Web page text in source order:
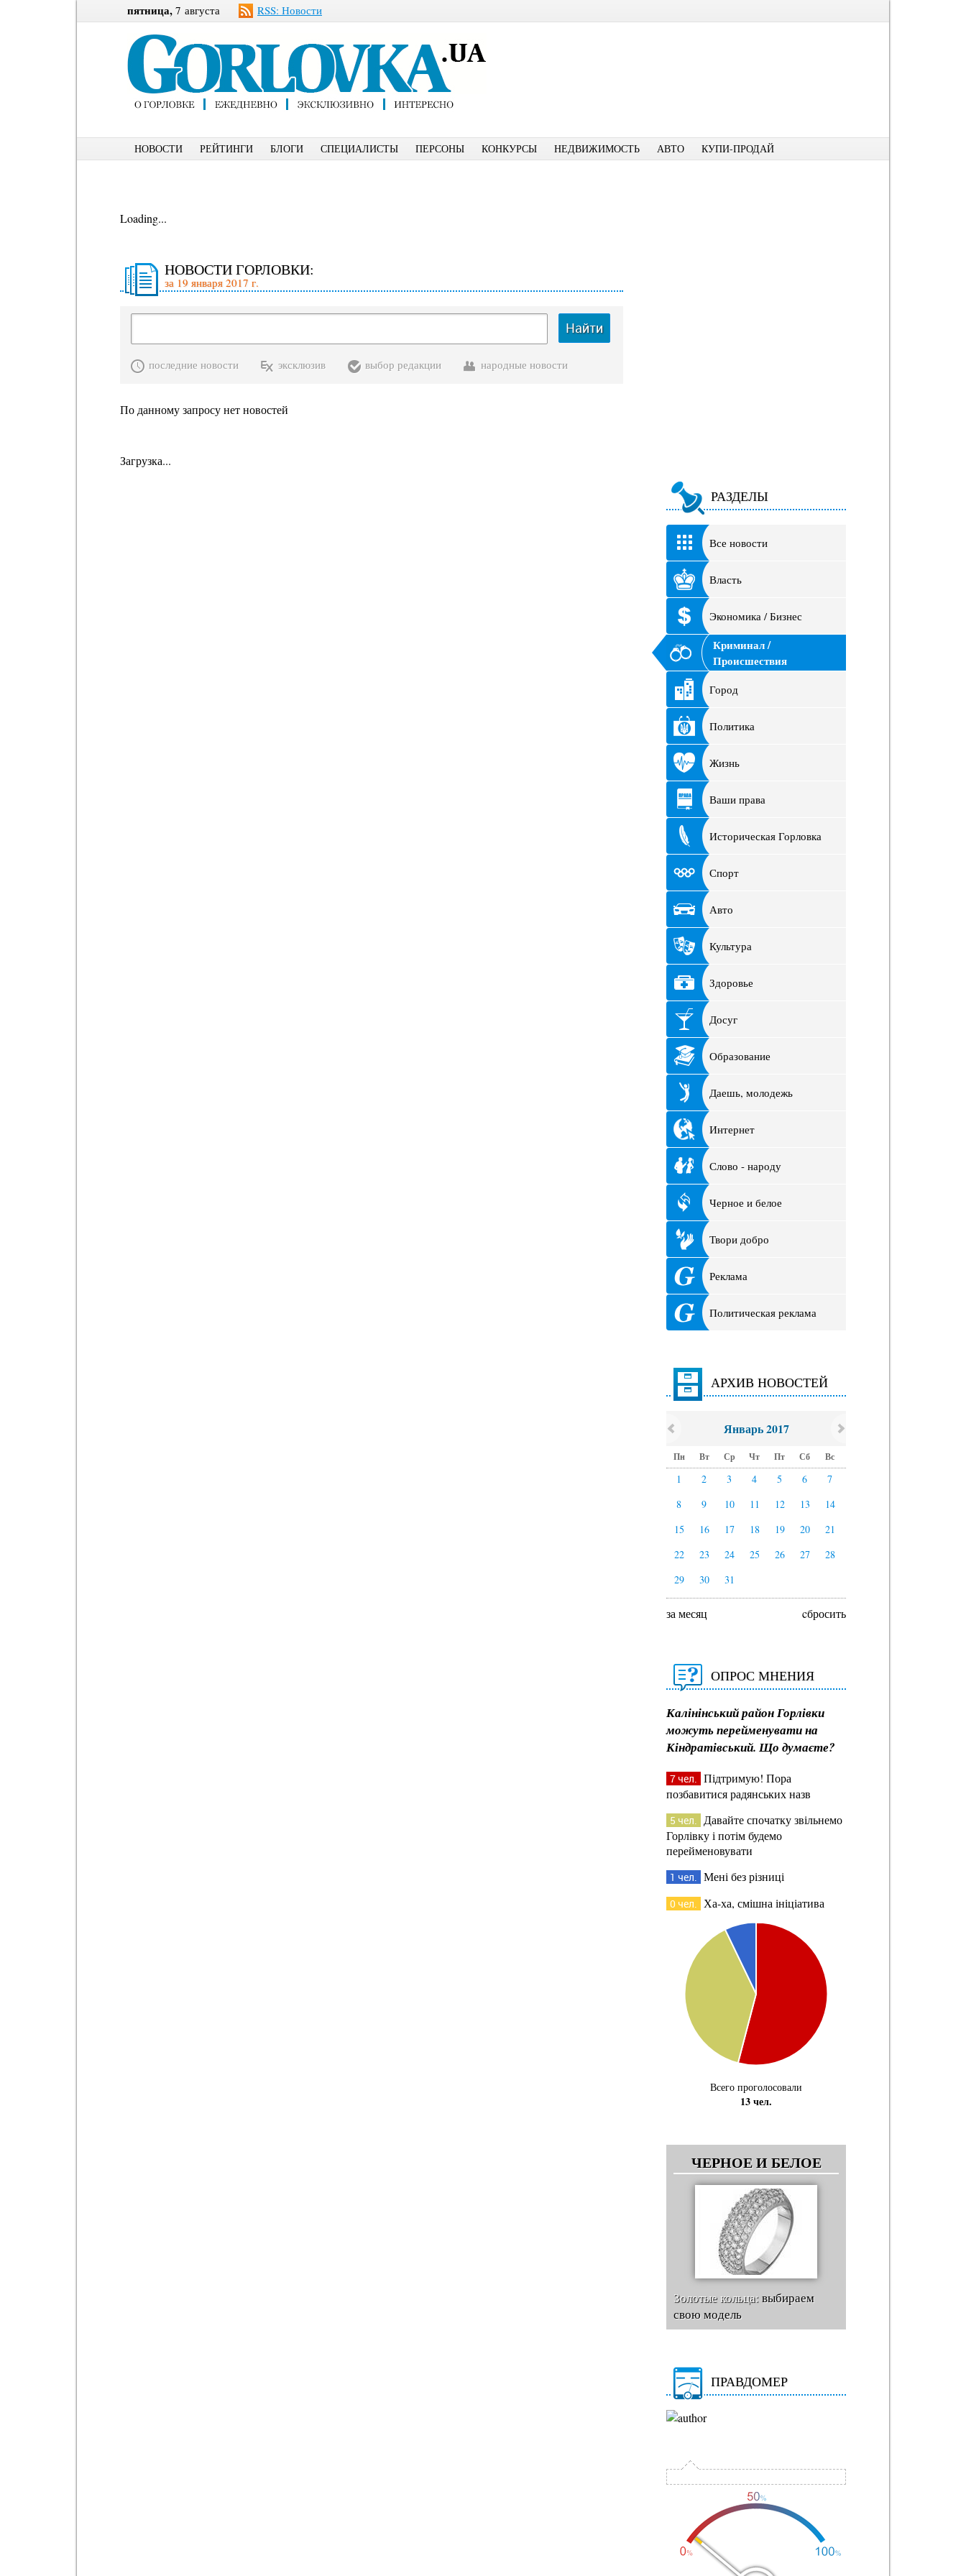
пятница, 7 августа RSS: Новости
НОВОСТИ РЕЙТИНГИ БЛОГИ СПЕЦИАЛИСТЫ ПЕРСОНЫ КОНКУРСЫ НЕДВИЖИМОСТЬ АВТО КУПИ-ПРОДАЙ
Loading...
НОВОСТИ ГОРЛОВКИ:
за 19 января 2017 г.
Найти
последние новости эксклюзив выбор редакции народные новости
По данному запросу нет новостей
Загрузка...
РАЗДЕЛЫ
Все новости
Власть
Экономика / Бизнес
Криминал /
Происшествия
Город
Политика
Жизнь
Ваши права
Историческая Горловка
Спорт
Авто
Культура
Здоровье
Досуг
Образование
Даешь, молодежь
Интернет
Слово - народу
Черное и белое
Твори добро
Реклама
Политическая реклама
АРХИВ НОВОСТЕЙ
Январь 2017
Пн Вт Ср Чт Пт Сб Вс
1 2 3 4 5 6
7
8
9 10 11 12 13
14
15
16 17 18 19 20
21
22
23 24 25 26 27
28
29
30 31
за месяц cбросить
ОПРОС МНЕНИЯ
Калінінський район Горлівки
можуть перейменувати на
Кіндратівський. Що думаєте?
7 чел. Підтримую! Пора
позбавитися радянських назв
5 чел. Давайте спочатку звільнемо
Горлівку і потім будемо
перейменовувати
1 чел. Мені без різниці
0 чел. Ха-ха, смішна ініціатива
Всего проголосовали
13 чел.
ЧЕРНОЕ И БЕЛОЕ
Золотые кольца:выбираем
свою модель
ПРАВДОМЕР